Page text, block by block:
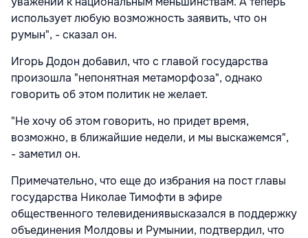
использует любую возможность заявить, что он
румын", - сказал он.
Игорь Додон добавил, что с главой государства
произошла "непонятная метаморфоза", однако
говорить об этом политик не желает.
"Не хочу об этом говорить, но придет время,
возможно, в ближайшие недели, и мы выскажемся",
- заметил он.
Примечательно, что еще до избрания на пост главы
государства Николае Тимофти в эфире
общественного телевидениявысказался в поддержку
объединения Молдовы и Румынии, подтвердил, что